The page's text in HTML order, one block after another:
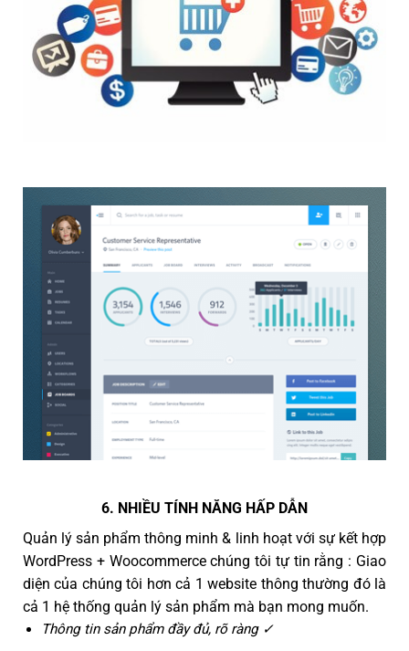
6. NHIỀU TÍNH NĂNG HẤP DẪN
Quản lý sản phẩm thông minh & linh hoạt với sự kết hợp
WordPress + Woocommerce chúng tôi tự tin rằng : Giao
diện của chúng tôi hơn cả 1 website thông thường đó là
cả 1 hệ thống quản lý sản phẩm mà bạn mong muốn.
Thông tin sản phẩm đầy đủ, rõ ràng ✓